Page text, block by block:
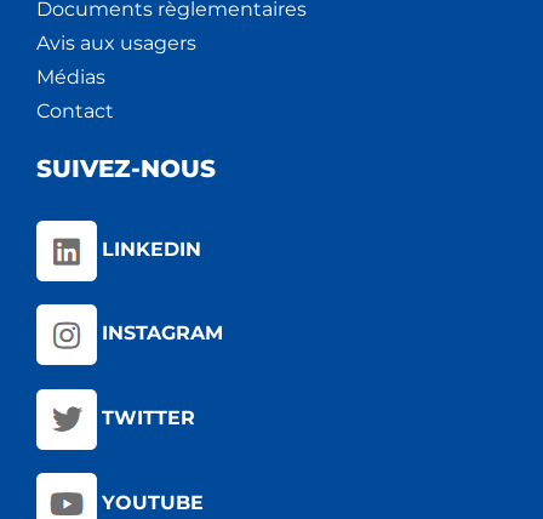
Documents règlementaires
Avis aux usagers
Médias
Contact
SUIVEZ-NOUS
LINKEDIN
INSTAGRAM
TWITTER
YOUTUBE